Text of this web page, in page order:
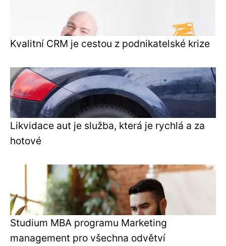
Kvalitní CRM je cestou z podnikatelské krize
Likvidace aut je služba, která je rychlá a za
hotové
Studium MBA programu Marketing
management pro všechna odvětví